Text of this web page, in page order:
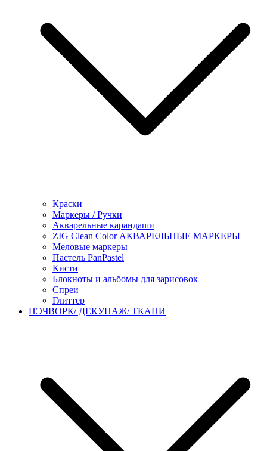
Краски
Маркеры / Ручки
Акварельные карандаши
ZIG Clean Color АКВАРЕЛЬНЫЕ МАРКЕРЫ
Меловые маркеры
Пастель PanPastel
Кисти
Блокноты и альбомы для зарисовок
Спреи
Глиттер
ПЭЧВОРК/ ДЕКУПАЖ/ ТКАНИ